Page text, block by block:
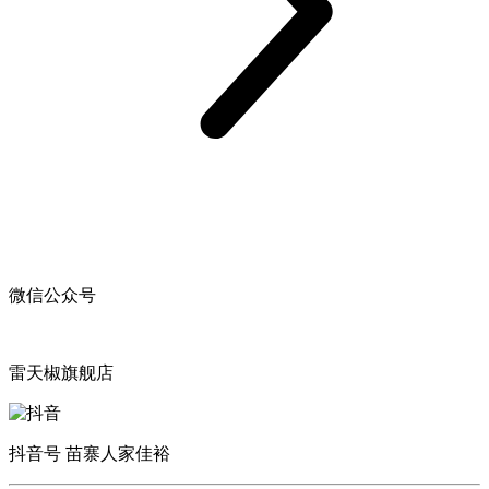
微信公众号
雷天椒旗舰店
抖音号 苗寨人家佳裕